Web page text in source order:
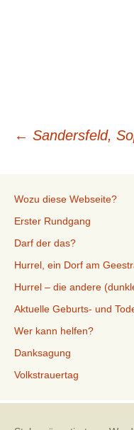
← Sandersfeld,
Wozu diese Webseite?
Erster Rundgang
Darf der das?
Hurrel, ein Dorf am
Hurrel – die andere
Aktuelle Geburts- und
Wer kann helfen?
Danksagung
Volkstrauertag